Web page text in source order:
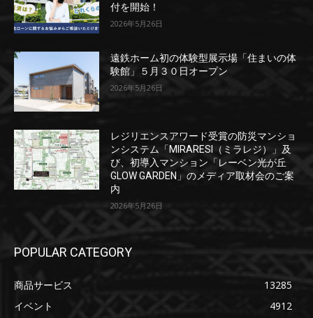
付を開始！
2026年5月26日
遠鉄ホーム初の体験型展示場「住まいの体
験館」５月３０日オープン
2026年5月26日
レジリエンスアワード受賞の防災マンショ
ンシステム「MIRARESI（ミラレジ）」及
び、初導入マンション「レーベン光が丘
GLOW GARDEN」のメディア取材会のご案
内
2026年5月26日
POPULAR CATEGORY
商品サービス
13285
イベント
4912